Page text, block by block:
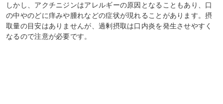
しかし、アクチニジンはアレルギーの原因となることもあり、口
の中やのどに痒みや腫れなどの症状が現れることがあります。摂
取量の目安はありませんが、過剰摂取は口内炎を発生させやすく
なるので注意が必要です。